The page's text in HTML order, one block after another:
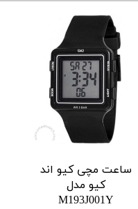
ساعت مچی کیو اند
کیو مدل
M193J001Y